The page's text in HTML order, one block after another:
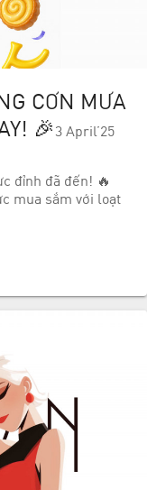
CƠN MƯA
🎉 3 April’25
đỉnh đã đến! 🔥
mua sắm với loạt